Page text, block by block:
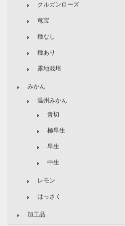
クルガンローズ
竜宝
種なし
種あり
露地栽培
みかん
温州みかん
青切
極早生
早生
中生
レモン
はっさく
加工品